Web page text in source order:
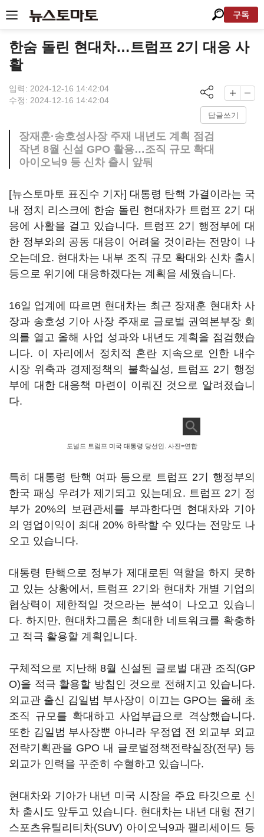
구독
한숨 돌린 현대차…트럼프 2기 대응 사
활
입력: 2024-12-16 14:42:04
수정: 2024-12-16 14:42:04
답글쓰기
장재훈·송호성사장 주재 내년도 계획 점검
작년 8월 신설 GPO 활용…조직 규모 확대
아이오닉9 등 신차 출시 앞둬
[뉴스토마토 표진수 기자] 대통령 탄핵 가결이라는 국
내 정치 리스크에 한숨 돌린 현대차가 트럼프 2기 대
응에 사활을 걸고 있습니다. 트럼프 2기 행정부에 대
한 정부와의 공동 대응이 어려울 것이라는 전망이 나
오는데요. 현대차는 내부 조직 규모 확대와 신차 출시
등으로 위기에 대응하겠다는 계획을 세웠습니다.
16일 업계에 따르면 현대차는 최근 장재훈 현대차 사
장과 송호성 기아 사장 주재로 글로벌 권역본부장 회
의를 열고 올해 사업 성과와 내년도 계획을 점검했습
니다. 이 자리에서 정치적 혼란 지속으로 인한 내수
시장 위축과 경제정책의 불확실성, 트럼프 2기 행정
부에 대한 대응책 마련이 이뤄진 것으로 알려졌습니
다.
도널드 트럼프 미국 대통령 당선인. 사진=연합
특히 대통령 탄핵 여파 등으로 트럼프 2기 행정부의
한국 패싱 우려가 제기되고 있는데요. 트럼프 2기 정
부가 20%의 보편관세를 부과한다면 현대차와 기아
의 영업이익이 최대 20% 하락할 수 있다는 전망도 나
오고 있습니다.
대통령 탄핵으로 정부가 제대로된 역할을 하지 못하
고 있는 상황에서, 트럼프 2기와 현대차 개별 기업의
협상력이 제한적일 것으라는 분석이 나오고 있습니
다. 하지만, 현대차그룹은 최대한 네트워크를 확충하
고 적극 활용할 계획입니다.
구체적으로 지난해 8월 신설된 글로벌 대관 조직(GP
O)을 적극 활용할 방침인 것으로 전해지고 있습니다.
외교관 출신 김일범 부사장이 이끄는 GPO는 올해 초
조직 규모를 확대하고 사업부급으로 격상했습니다.
또한 김일범 부사장뿐 아니라 우정엽 전 외교부 외교
전략기획관을 GPO 내 글로벌정책전략실장(전무) 등
외교가 인력을 꾸준히 수혈하고 있습니다.
현대차와 기아가 내년 미국 시장을 주요 타깃으로 신
차 출시도 앞두고 있습니다. 현대차는 내년 대형 전기
스포츠유틸리티차(SUV) 아이오닉9과 팰리세이드 등